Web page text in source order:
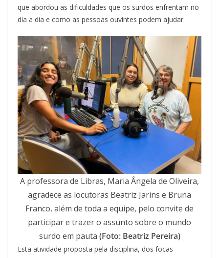
que abordou as dificuldades que os surdos enfrentam no
dia a dia e como as pessoas ouvintes podem ajudar.
A professora de Libras, Maria Ângela de Oliveira,
agradece as locutoras Beatriz Jarins e Bruna
Franco, além de toda a equipe, pelo convite de
participar e trazer o assunto sobre o mundo
surdo em pauta (Foto: Beatriz Pereira)
Esta atividade proposta pela disciplina, dos focas